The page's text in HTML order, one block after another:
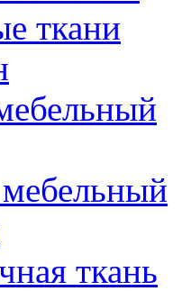
ткани
ткань